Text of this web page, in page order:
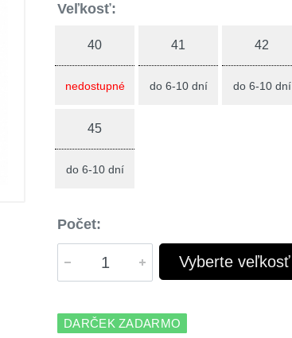
Veľkosť:
40
nedostupné
41
do 6-10 dní
42
do 6-10 dní
45
do 6-10 dní
Počet:
Vyberte veľkosť
DARČEK ZADARMO